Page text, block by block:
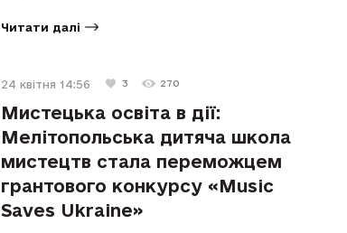
Читати далі
24 квітня 14:56 3 270
Мистецька освіта в дії:
Мелітопольська дитяча школа
мистецтв стала переможцем
грантового конкурсу «Music
Saves Ukraine»